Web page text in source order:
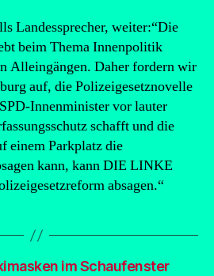
Landessprecher, weiter:“Die
beim Thema Innenpolitik
Alleingängen. Daher fordern wir
auf, die Polizeigesetznovelle
Innenminister vor lauter
schafft und die
einem Parkplatz die
kann, kann DIE LINKE
absagen.“
im Schaufenster